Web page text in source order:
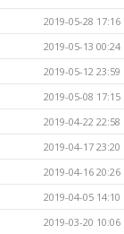
2019-05-28 17:16
2019-05-13 00:24
2019-05-12 23:59
2019-05-08 17:15
2019-04-22 22:58
2019-04-17 23:20
2019-04-16 20:26
2019-04-05 14:10
2019-03-20 10:06